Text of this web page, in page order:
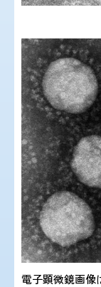
電子顕微鏡画像